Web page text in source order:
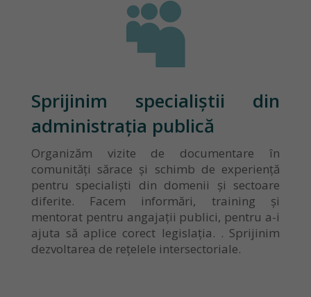

Sprijinim specialiștii din
administrația publică
Organizăm vizite de documentare în
comunități sărace și schimb de experiență
pentru specialiști din domenii și sectoare
diferite. Facem informări, training și
mentorat pentru angajații publici, pentru a-i
ajuta să aplice corect legislația. . Sprijinim
dezvoltarea de rețelele intersectoriale.